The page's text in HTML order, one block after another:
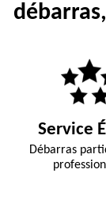
Service
Débarras